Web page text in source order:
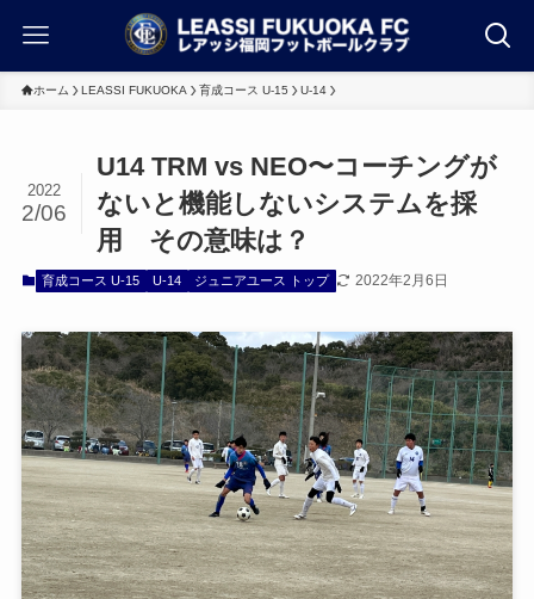
ホーム LEASSI FUKUOKA 育成コース U-15 U-14
U14 TRM vs NEO〜コーチングが
ないと機能しないシステムを採
用 その意味は？
2022
2/06
育成コース U-15 U-14 ジュニアユース トップ 2022年2月6日